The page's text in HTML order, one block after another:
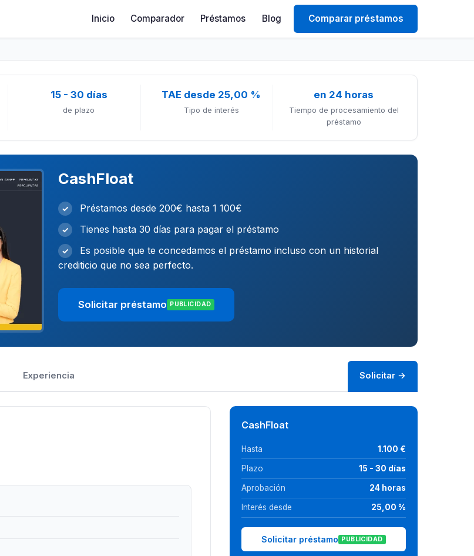
Inicio Comparador Préstamos Blog Comparar préstamos
15 - 30 días
de plazo
TAE desde 25,00 %
Tipo de interés
en 24 horas
Tiempo de procesamiento del
préstamo
CashFloat
✓ Préstamos desde 200€ hasta 1 100€
✓ Tienes hasta 30 días para pagar el préstamo
✓
Es posible que te concedamos el préstamo incluso con un historial
crediticio que no sea perfecto.
Solicitar préstamo PUBLICIDAD
Experiencia Solicitar →
CashFloat
Hasta 1.100 €
Plazo 15 - 30 días
Aprobación 24 horas
Interés desde 25,00 %
Solicitar préstamo PUBLICIDAD